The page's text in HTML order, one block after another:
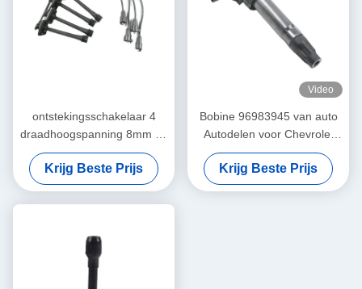
ontstekingsschakelaar 4
draadhoogspanning 8mm de
kabel van de de
separatorontsteking van de
bougiedraad de terminal van
het bedradingsdiagram voor
Krijg Beste Prijs
Video
Bobine 96983945 van auto
Autodelen voor Chevrolet
Spark (M300)
Krijg Beste Prijs